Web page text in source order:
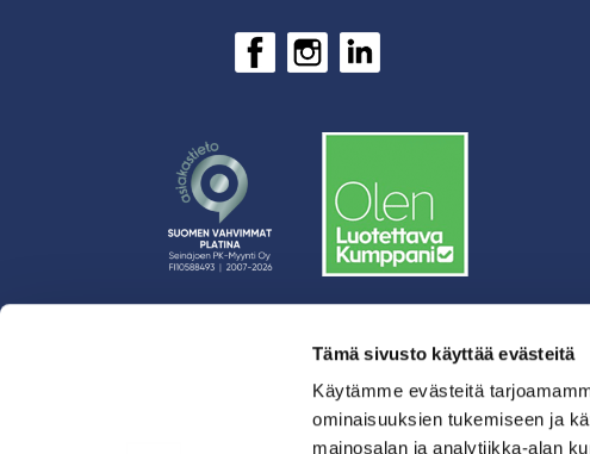
Tämä sivusto käyttää evästeitä
Käytämme evästeitä
ominaisuuksien tukemiseen ja
mainosalan ja analytiikka-alan